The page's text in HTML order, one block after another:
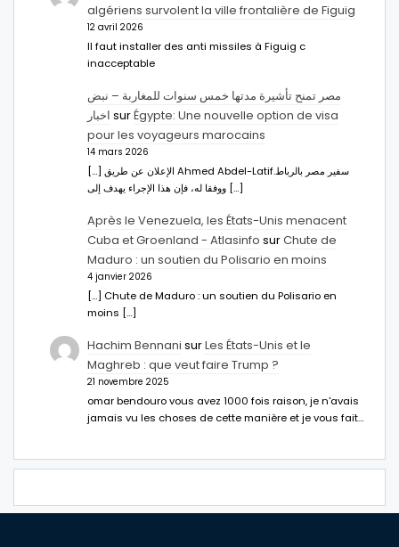
algériens survolent la ville frontalière de Figuig
12 avril 2026
Il faut installer des anti missiles à Figuig c
inacceptable
مصر تمنح تأشيرة مدتها خمس سنوات للمغاربة – نبض
اخبار surÉgypte: Une nouvelle option de visa
pour les voyageurs marocains
14 mars 2026
[…] الإعلان عن طريق Ahmed Abdel-Latifسفير مصر بالرباط.
ووفقا له، فإن هذا الإجراء يهدف إلى […]
Après le Venezuela, les États-Unis menacent
Cuba et Groenland - Atlasinfo surChute de
Maduro : un soutien du Polisario en moins
4 janvier 2026
[…] Chute de Maduro : un soutien du Polisario en
moins […]
Hachim Bennani surLes États-Unis et le
Maghreb : que veut faire Trump ?
21 novembre 2025
omar bendouro vous avez 1000 fois raison, je n'avais
jamais vu les choses de cette manière et je vous fait…